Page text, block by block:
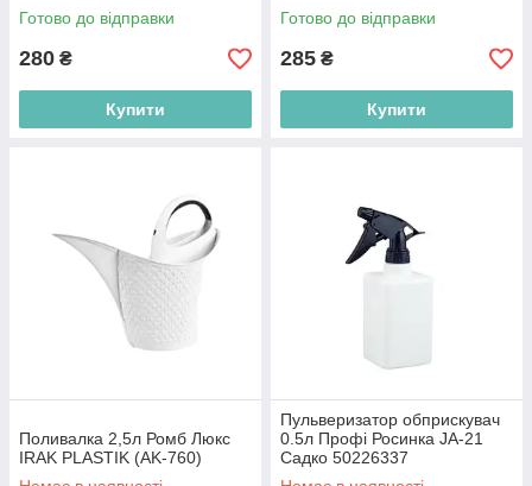
Готово до відправки
280 ₴
Купити
Готово до відправки
285 ₴
Купити
Поливалка 2,5л Ромб Люкс
IRAK PLASTIK (AK-760)
Пульверизатор обприскувач
0.5л Профі Росинка JA-21
Садко 50226337